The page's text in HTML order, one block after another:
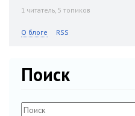
1 читатель, 5 топиков
О блоге RSS
Поиск